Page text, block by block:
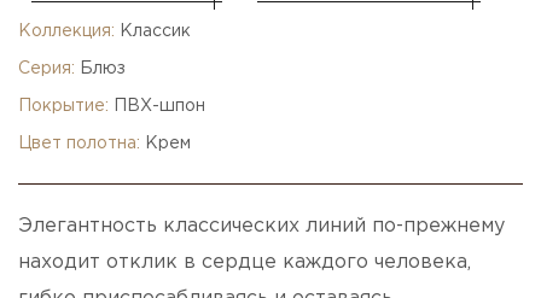
Коллекция: Классик
Серия: Блюз
Покрытие: ПВХ-шпон
Цвет полотна: Крем
Элегантность классических линий по-прежнему
находит отклик в сердце каждого человека,